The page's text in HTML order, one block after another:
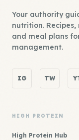
Your authority
nutrition.
and meal plans
management.
IG TW
HIGH PROTEIN
High Protein Hub